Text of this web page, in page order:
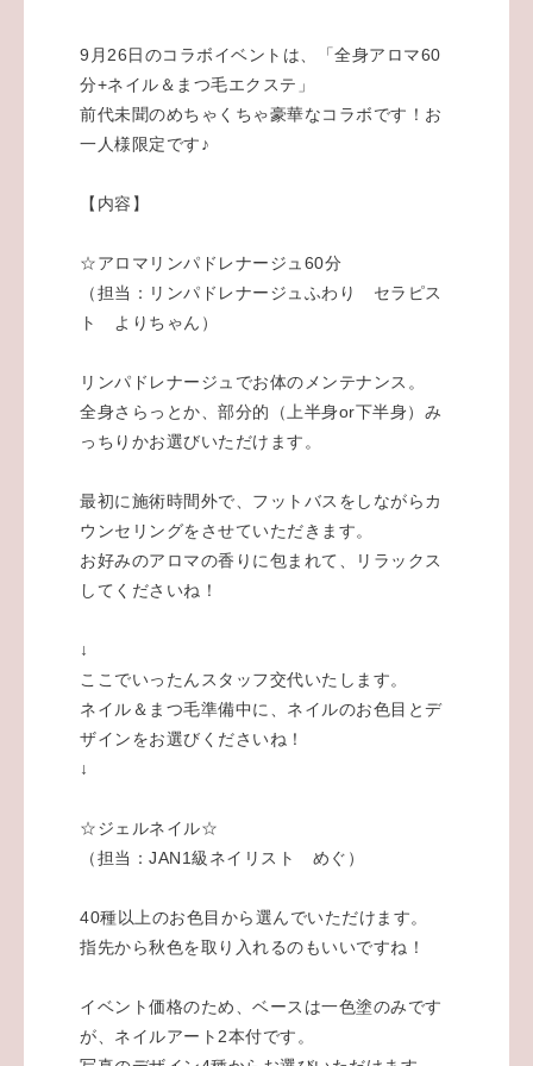
9月26日のコラボイベントは、「全身アロマ60
分+ネイル＆まつ毛エクステ」
前代未聞のめちゃくちゃ豪華なコラボです！お
一人様限定です♪
【内容】
☆アロマリンパドレナージュ60分
（担当：リンパドレナージュふわり セラピス
ト よりちゃん）
リンパドレナージュでお体のメンテナンス。
全身さらっとか、部分的（上半身or下半身）み
っちりかお選びいただけます。
最初に施術時間外で、フットバスをしながらカ
ウンセリングをさせていただきます。
お好みのアロマの香りに包まれて、リラックス
してくださいね！
↓
ここでいったんスタッフ交代いたします。
ネイル＆まつ毛準備中に、ネイルのお色目とデ
ザインをお選びくださいね！
↓
☆ジェルネイル☆
（担当：JAN1級ネイリスト めぐ）
40種以上のお色目から選んでいただけます。
指先から秋色を取り入れるのもいいですね！
イベント価格のため、ベースは一色塗のみです
が、 ネイルアート2本付です。